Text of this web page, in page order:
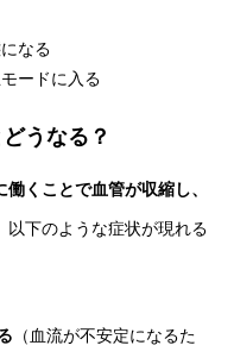
なる
ードに入る
うなる？
くことで血管が収縮し、
以下のような症状が現れる
（血流が不安定になるた